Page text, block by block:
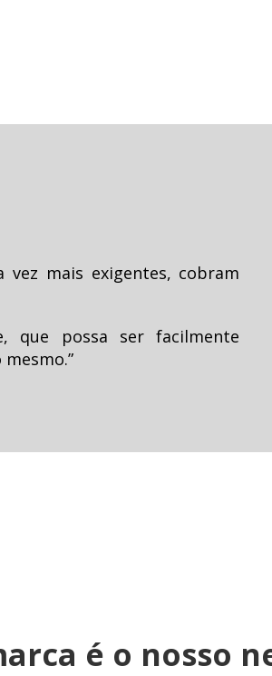
mais exigentes, cobram
que possa ser facilmente
é o nosso